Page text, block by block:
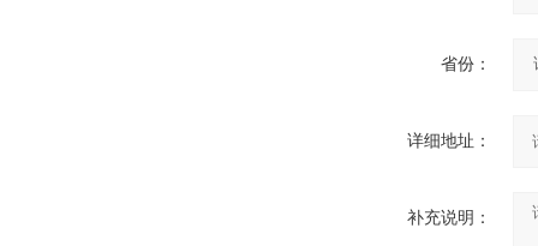
省份：
详细地址：
补充说明：